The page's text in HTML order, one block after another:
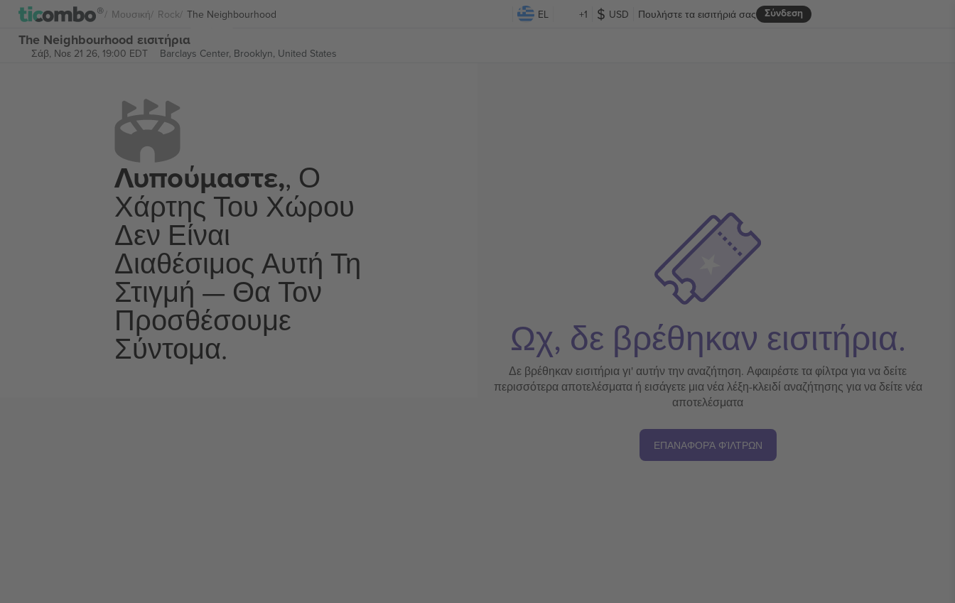
Μουσική Rock The Neighbourhood EL +1 USD Σύνδεση
Πουλήστε τα εισιτήριά σας
The Neighbourhood εισιτήρια
Σάβ, Νοε 21 26, 19:00 EDT Barclays Center, Brooklyn, United States
Λυπούμαστε,, Ο
Χάρτης Του Χώρου
Δεν Είναι
Διαθέσιμος Αυτή Τη
Στιγμή — Θα Τον
Προσθέσουμε
Σύντομα. Ωχ, δε βρέθηκαν εισιτήρια.
Δε βρέθηκαν εισιτήρια γι' αυτήν την αναζήτηση. Αφαιρέστε τα φίλτρα για να δείτε
περισσότερα αποτελέσματα ή εισάγετε μια νέα λέξη-κλειδί αναζήτησης για να δείτε νέα
αποτελέσματα
ΕΠΑΝΑΦΟΡΆ ΦΊΛΤΡΩΝ